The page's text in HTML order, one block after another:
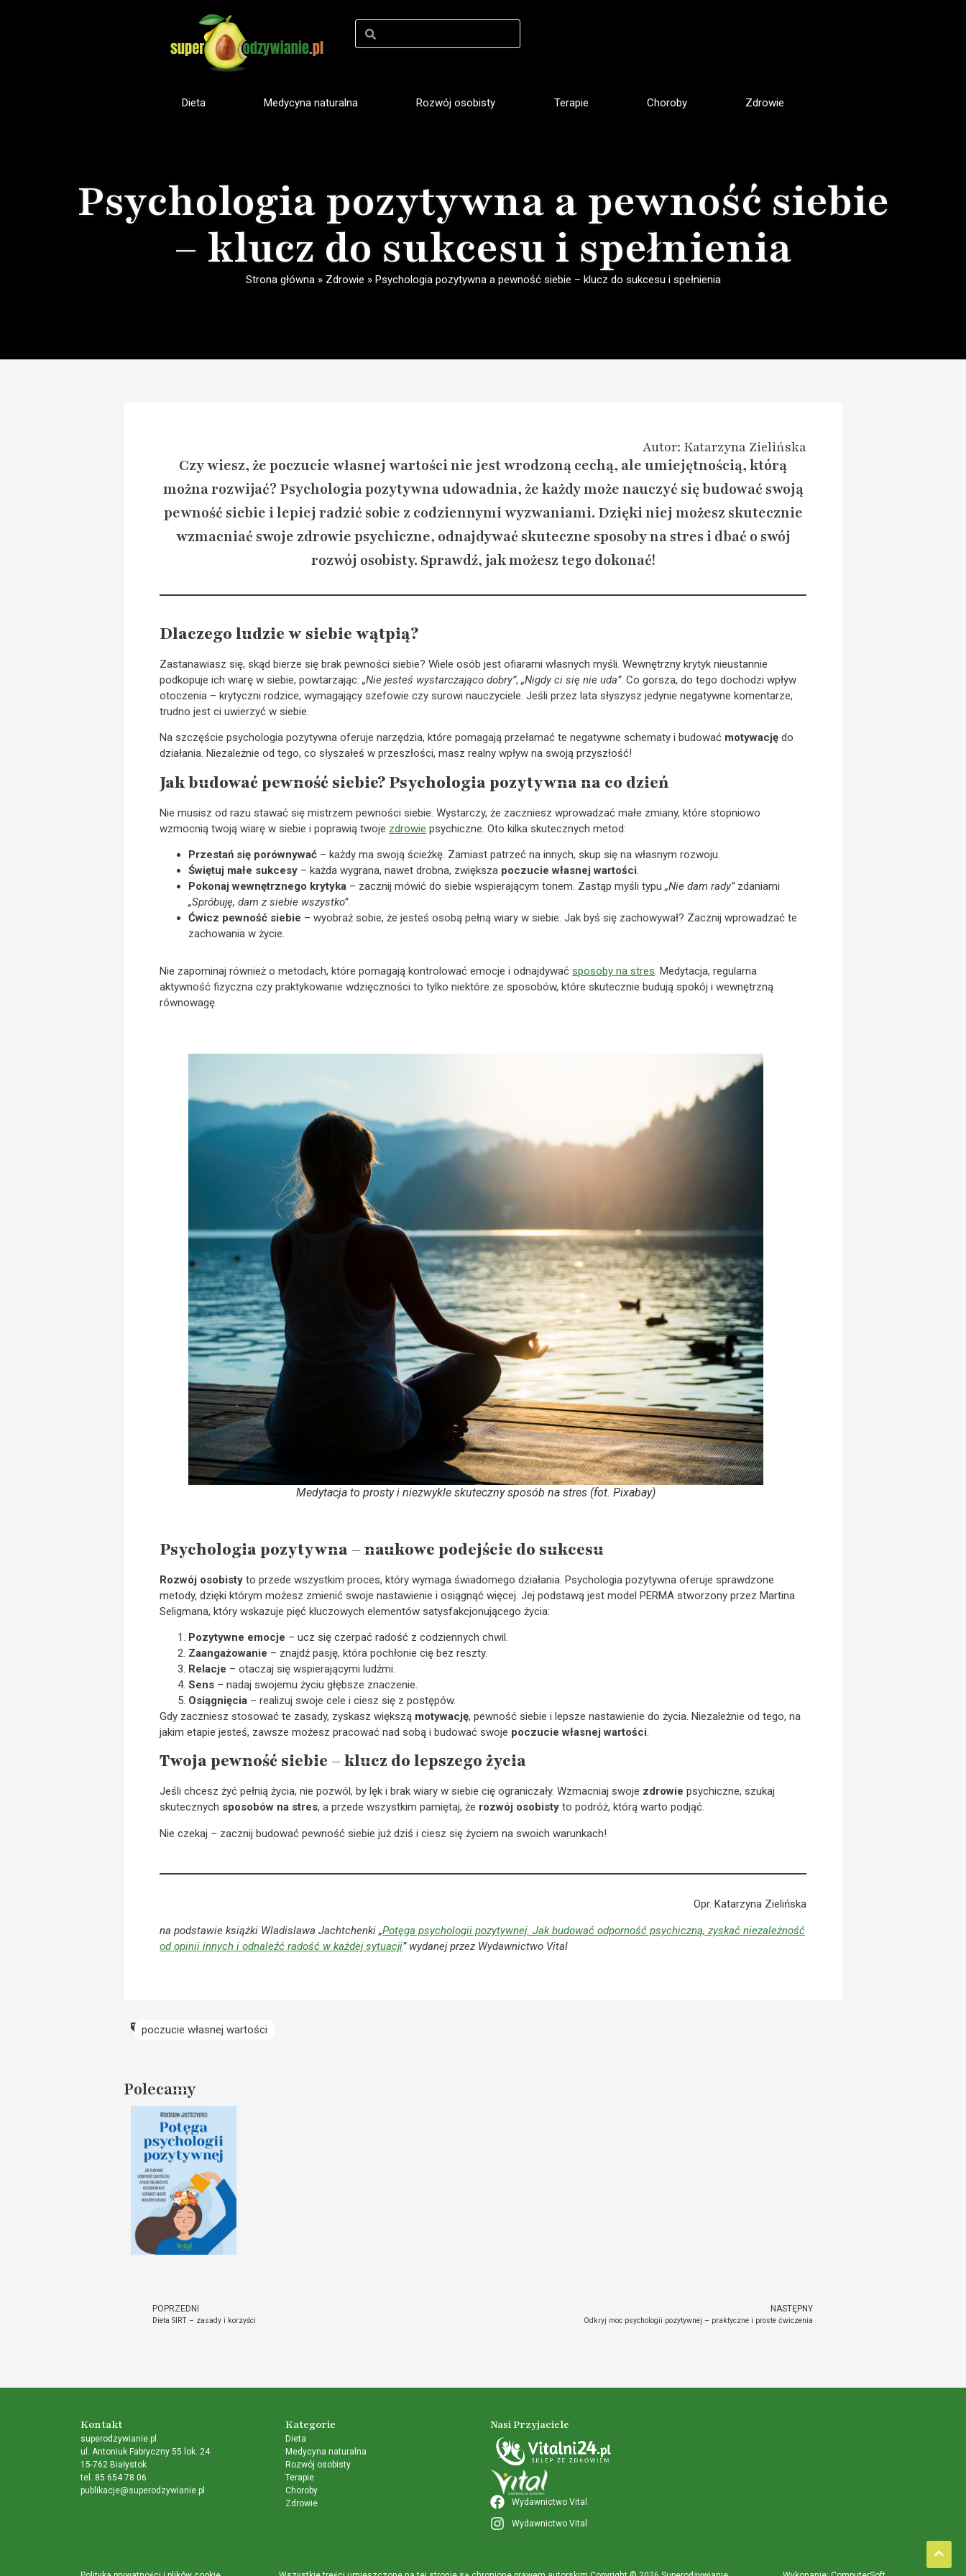
Dieta Medycyna naturalna Rozwój osobisty Terapie Choroby Zdrowie
Psychologia pozytywna a pewność siebie
– klucz do sukcesu i spełnienia
Strona główna» Zdrowie » Psychologia pozytywna a pewność siebie – klucz do sukcesu i spełnienia
Autor: Katarzyna Zielińska
Czy wiesz, że poczucie własnej wartości nie jest wrodzoną cechą, ale umiejętnością, którą
można rozwijać? Psychologia pozytywna udowadnia, że każdy może nauczyć się budować swoją
pewność siebie i lepiej radzić sobie z codziennymi wyzwaniami. Dzięki niej możesz skutecznie
wzmacniać swoje zdrowie psychiczne, odnajdywać skuteczne sposoby na stres i dbać o swój
rozwój osobisty. Sprawdź, jak możesz tego dokonać!
Dlaczego ludzie w siebie wątpią?
Zastanawiasz się, skąd bierze się brak pewności siebie? Wiele osób jest ofiarami własnych myśli. Wewnętrzny krytyk nieustannie
podkopuje ich wiarę w siebie, powtarzając: „Nie jesteś wystarczająco dobry”, „Nigdy ci się nie uda”. Co gorsza, do tego dochodzi wpływ
otoczenia – krytyczni rodzice, wymagający szefowie czy surowi nauczyciele. Jeśli przez lata słyszysz jedynie negatywne komentarze,
trudno jest ci uwierzyć w siebie.
Na szczęście psychologia pozytywna oferuje narzędzia, które pomagają przełamać te negatywne schematy i budować motywację do
działania. Niezależnie od tego, co słyszałeś w przeszłości, masz realny wpływ na swoją przyszłość!
Jak budować pewność siebie? Psychologia pozytywna na co dzień
Nie musisz od razu stawać się mistrzem pewności siebie. Wystarczy, że zaczniesz wprowadzać małe zmiany, które stopniowo
wzmocnią twoją wiarę w siebie i poprawią twoje zdrowie psychiczne. Oto kilka skutecznych metod:
Przestań się porównywać – każdy ma swoją ścieżkę. Zamiast patrzeć na innych, skup się na własnym rozwoju.
Świętuj małe sukcesy – każda wygrana, nawet drobna, zwiększa poczucie własnej wartości.
Pokonaj wewnętrznego krytyka – zacznij mówić do siebie wspierającym tonem. Zastąp myśli typu „Nie dam rady”zdaniami
„Spróbuję, dam z siebie wszystko”.
Ćwicz pewność siebie – wyobraź sobie, że jesteś osobą pełną wiary w siebie. Jak byś się zachowywał? Zacznij wprowadzać te
zachowania w życie.
Nie zapominaj również o metodach, które pomagają kontrolować emocje i odnajdywać sposoby na stres. Medytacja, regularna
aktywność fizyczna czy praktykowanie wdzięczności to tylko niektóre ze sposobów, które skutecznie budują spokój i wewnętrzną
równowagę.
Medytacja to prosty i niezwykle skuteczny sposób na stres (fot. Pixabay)
Psychologia pozytywna – naukowe podejście do sukcesu
Rozwój osobisty to przede wszystkim proces, który wymaga świadomego działania. Psychologia pozytywna oferuje sprawdzone
metody, dzięki którym możesz zmienić swoje nastawienie i osiągnąć więcej. Jej podstawą jest model PERMA stworzony przez Martina
Seligmana, który wskazuje pięć kluczowych elementów satysfakcjonującego życia:
Pozytywne emocje – ucz się czerpać radość z codziennych chwil.
Zaangażowanie – znajdź pasję, która pochłonie cię bez reszty.
Relacje – otaczaj się wspierającymi ludźmi.
Sens – nadaj swojemu życiu głębsze znaczenie.
Osiągnięcia – realizuj swoje cele i ciesz się z postępów.
Gdy zaczniesz stosować te zasady, zyskasz większą motywację, pewność siebie i lepsze nastawienie do życia. Niezależnie od tego, na
jakim etapie jesteś, zawsze możesz pracować nad sobą i budować swoje poczucie własnej wartości.
Twoja pewność siebie – klucz do lepszego życia
Jeśli chcesz żyć pełnią życia, nie pozwól, by lęk i brak wiary w siebie cię ograniczały. Wzmacniaj swoje zdrowie psychiczne, szukaj
skutecznych sposobów na stres, a przede wszystkim pamiętaj, że rozwój osobisty to podróż, którą warto podjąć.
Nie czekaj – zacznij budować pewność siebie już dziś i ciesz się życiem na swoich warunkach!
Opr. Katarzyna Zielińska
na podstawie książki Wladislawa Jachtchenki „Potęga psychologii pozytywnej. Jak budować odporność psychiczną, zyskać niezależność
od opinii innych i odnaleźć radość w każdej sytuacji” wydanej przez Wydawnictwo Vital
poczucie własnej wartości
Polecamy
POPRZEDNI
Dieta SIRT – zasady i korzyści
NASTĘPNY
Odkryj moc psychologii pozytywnej – praktyczne i proste ćwiczenia
Kontakt
superodzywianie.pl
ul. Antoniuk Fabryczny 55 lok. 24
15-762 Białystok
tel. 85 654 78 06
publikacje@superodzywianie.pl
Kategorie
Dieta
Medycyna naturalna
Rozwój osobisty
Terapie
Choroby
Zdrowie
Nasi Przyjaciele
Wydawnictwo Vital
Wydawnictwo Vital